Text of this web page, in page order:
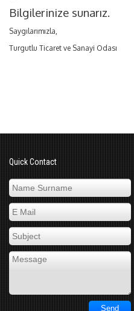
Bilgilerinize sunarız.
Saygılarımızla,
Turgutlu Ticaret ve Sanayi Odası
Quick Contact